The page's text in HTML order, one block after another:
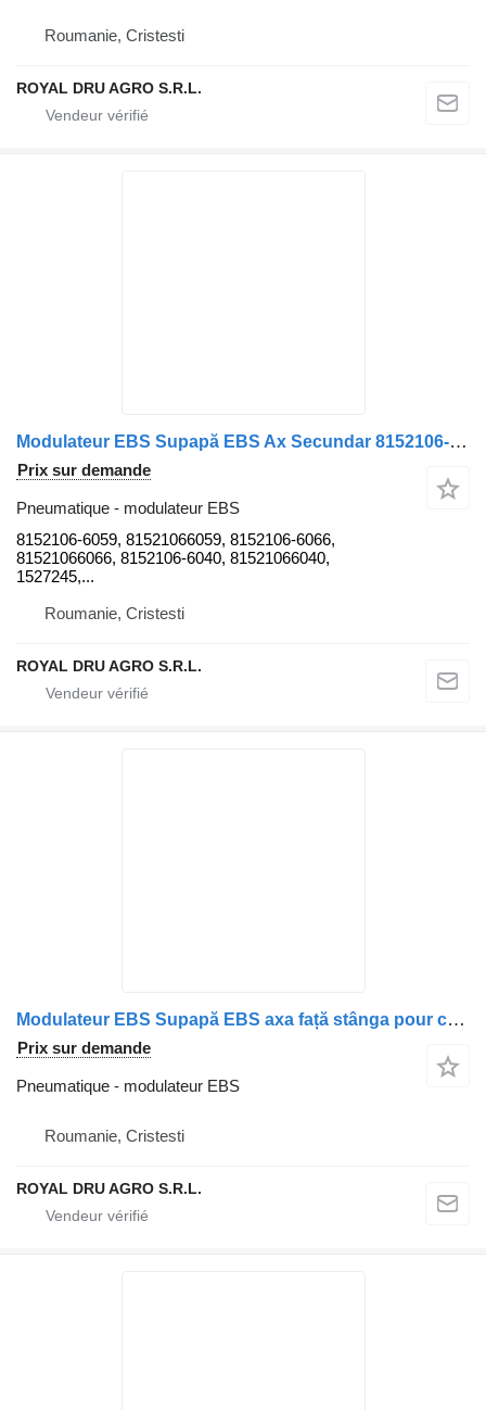
Roumanie, Cristesti
ROYAL DRU AGRO S.R.L.
Modulateur EBS Supapă EBS Ax Secundar 8152106-6059 pour camion MAN 13523 3198
Prix sur demande
Pneumatique - modulateur EBS
8152106-6059, 81521066059, 8152106-6066,
81521066066, 8152106-6040, 81521066040,
1527245,...
Roumanie, Cristesti
ROYAL DRU AGRO S.R.L.
Modulateur EBS Supapă EBS axa față stânga pour camion MAN 8152106 6047 81521066047 81521066049 8152106 6049 81521069049 8152106 9049 81521066016 8152106 6016 81521066025 8152106 6025 815210
Prix sur demande
Pneumatique - modulateur EBS
Roumanie, Cristesti
ROYAL DRU AGRO S.R.L.